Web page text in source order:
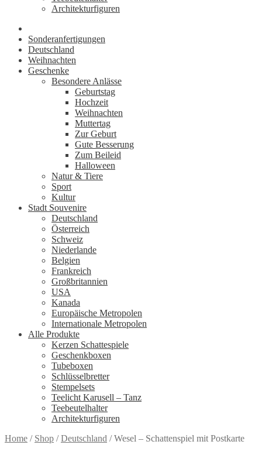
Architekturfiguren
Sonderanfertigungen
Deutschland
Weihnachten
Geschenke
Besondere Anlässe
Geburtstag
Hochzeit
Weihnachten
Muttertag
Zur Geburt
Gute Besserung
Zum Beileid
Halloween
Natur & Tiere
Sport
Kultur
Stadt Souvenire
Deutschland
Österreich
Schweiz
Niederlande
Belgien
Frankreich
Großbritannien
USA
Kanada
Europäische Metropolen
Internationale Metropolen
Alle Produkte
Kerzen Schattespiele
Geschenkboxen
Tubeboxen
Schlüsselbretter
Stempelsets
Teelicht Karusell – Tanz
Teebeutelhalter
Architekturfiguren
Home / Shop /Deutschland /Wesel – Schattenspiel mit Postkarte